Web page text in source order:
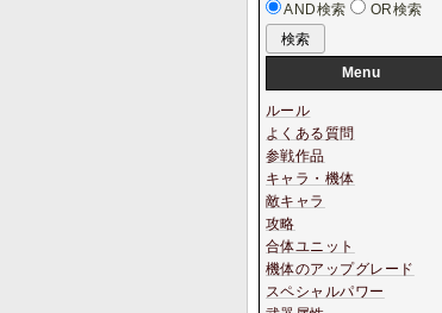
AND検索 OR検索
Menu
ルール
よくある質問
参戦作品
キャラ・機体
敵キャラ
攻略
合体ユニット
機体のアップグレード
スペシャルパワー